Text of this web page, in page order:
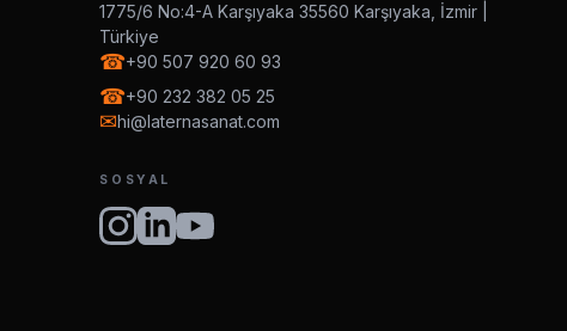
1775/6 No:4-A Karşıyaka 35560 Karşıyaka, İzmir |
Türkiye
☎+90 507 920 60 93
☎+90 232 382 05 25
✉hi@laternasanat.com
SOSYAL